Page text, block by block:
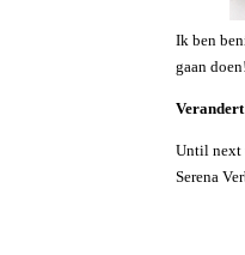
Ik ben
gaan
Verandert
Until next
Serena